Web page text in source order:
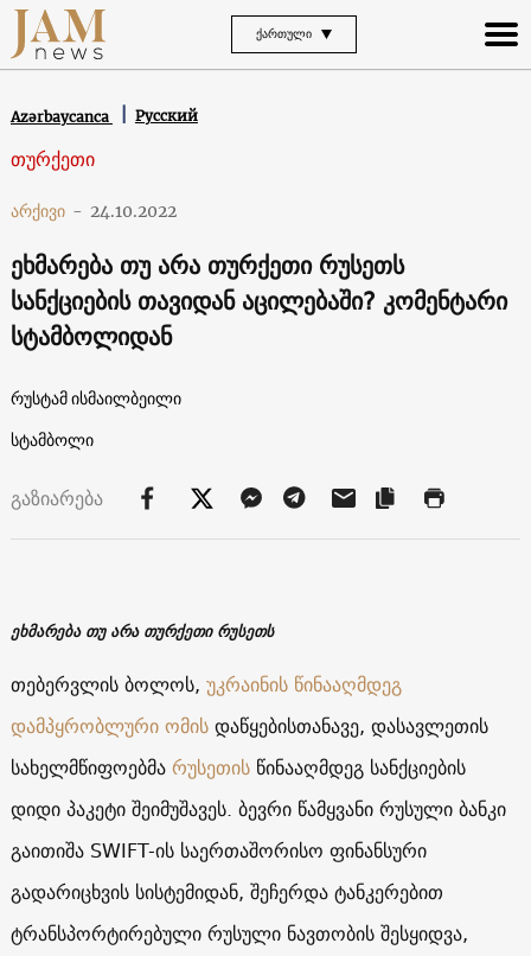
ᲥᲐᲠᲗᲣᲚᲘ
Azərbaycanca Русский
თურქეთი
არქივი - 24.10.2022
ეხმარება თუ არა თურქეთი რუსეთს
სანქციების თავიდან აცილებაში? კომენტარი
სტამბოლიდან
რუსტამ ისმაილბეილი
სტამბოლი
გაზიარება
ეხმარება თუ არა თურქეთი რუსეთს
თებერვლის ბოლოს, უკრაინის წინააღმდეგ
დამპყრობლური ომისდაწყებისთანავე, დასავლეთის
სახელმწიფოებმარუსეთისწინააღმდეგ სანქციების
დიდი პაკეტი შეიმუშავეს. ბევრი წამყვანი რუსული ბანკი
გაითიშა SWIFT-ის საერთაშორისო ფინანსური
გადარიცხვის სისტემიდან, შეჩერდა ტანკერებით
ტრანსპორტირებული რუსული ნავთობის შესყიდვა,